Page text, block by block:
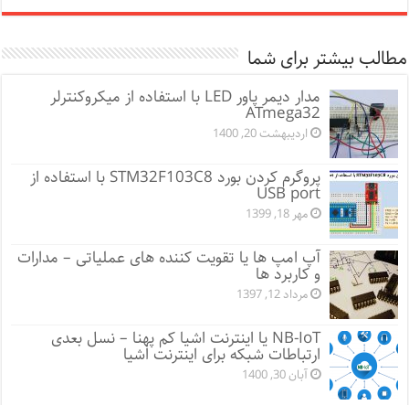
مطالب بیشتر برای شما
مدار دیمر پاور LED با استفاده از میکروکنترلر
ATmega32
اردیبهشت 20, 1400
پروگرم کردن بورد STM32F103C8 با استفاده از
USB port
مهر 18, 1399
آپ امپ ها یا تقویت کننده های عملیاتی – مدارات
و کاربرد ها
مرداد 12, 1397
NB-IoT یا اینترنت اشیا کم پهنا – نسل بعدی
ارتباطات شبکه برای اینترنت اشیا
آبان 30, 1400